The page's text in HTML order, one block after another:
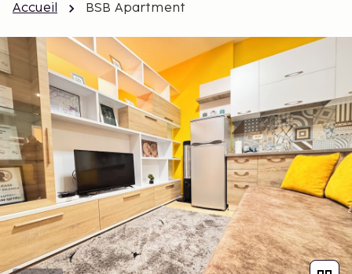
Accueil BSB Apartment